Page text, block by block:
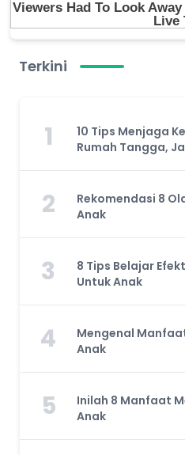
Terkini
1
10 Tips Menjaga
Rumah Tangga,
2
Rekomendasi 8
Anak
3
8 Tips Belajar
Untuk Anak
4
Mengenal
Anak
5
Inilah 8 Manfaat
Anak